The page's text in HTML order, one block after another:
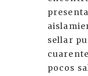
sellar
pocos